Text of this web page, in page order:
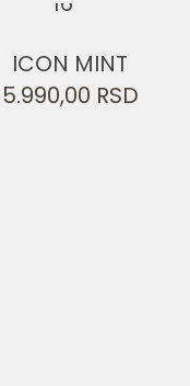
ICON MINT
5.990,00 RSD